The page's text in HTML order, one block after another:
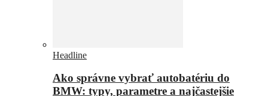
Headline
Ako správne vybrať autobatériu do
BMW: typy, parametre a najčastejšie